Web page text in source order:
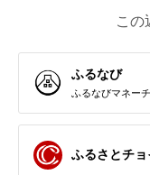
この
ふるなび
ふるなびマネー
ふるさとチョ